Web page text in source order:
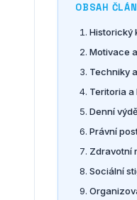
OBSAH
Historický
Motivace
Techniky
Teritoria
Denní
Právní
Zdravotní
Sociální